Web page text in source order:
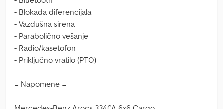
- Blokada diferencijala
- Vazdušna sirena
- Parabolično vešanje
- Radio/kasetofon
- Priključno vratilo (PTO)
= Napomene =